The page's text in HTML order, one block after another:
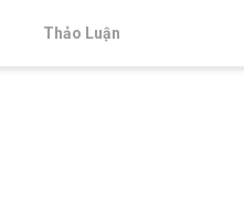
Thảo Luận